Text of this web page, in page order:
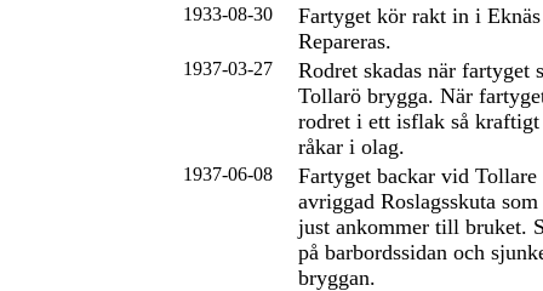
1933-08-30
Fartyget kör rakt in i
Repareras.
1937-03-27
Rodret skadas när fartyget
Tollarö brygga. När
rodret i ett isflak så
råkar i olag.
1937-06-08
Fartyget backar vid
avriggad Roslagsskuta
just ankommer till bruket.
på barbordssidan och
bryggan.